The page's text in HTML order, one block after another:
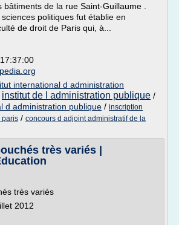
de la rue Saint-Guillaume .
politiques fut établie en
de droit de Paris qui, à...
international d administration
institut de l administration publique /
d administration publique / inscription
paris / concours d adjoint administratif de la
très variés |
très variés
2012